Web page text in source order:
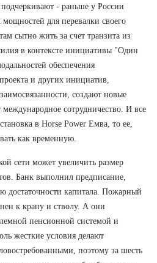
- раньше у России
для перевалки своего
сытно жить за счет транзита из
в контексте инициативы "Один
обеспечения
и других инициатив,
создают новые
сотрудничество. И все
в Horse Power Емва, то ее,
как временную.
сети может увеличить размер
Банк выполнил предписание,
достаточности капитала. Пожарный
к крану и стволу. А они
пенсионной системой и
жесткие условия делают
поэтому за шесть